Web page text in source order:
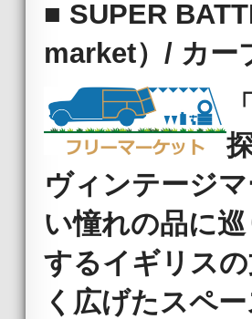
■ SUPER
market）/ カー
ヴィンテージ
い憧れの品に
するイギリス
く広げたスペ